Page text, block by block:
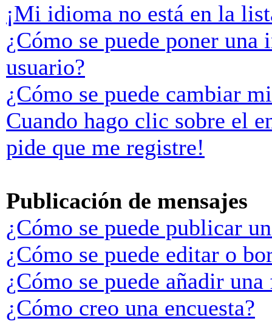
¡Mi idioma no está en la
¿Cómo se puede poner
usuario?
¿Cómo se puede cambiar
Cuando hago clic sobre el
pide que me registre!
Publicación de mensajes
¿Cómo se puede publicar
¿Cómo se puede editar o
¿Cómo se puede añadir
¿Cómo creo una encuesta?